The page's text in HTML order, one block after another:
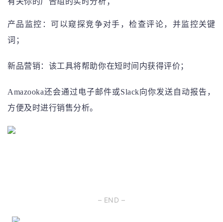
产品监控：可以窥探竞争对手，检查评论，并监控关键
词；
新品营销：该工具将帮助你在短时间内获得评价；
Amazooka还会通过电子邮件或Slack向你发送自动报告，
方便及时进行销售分析。
– END –